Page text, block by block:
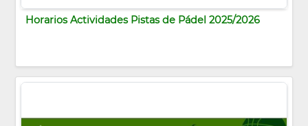
Horarios Actividades Pistas de Pádel 2025/2026